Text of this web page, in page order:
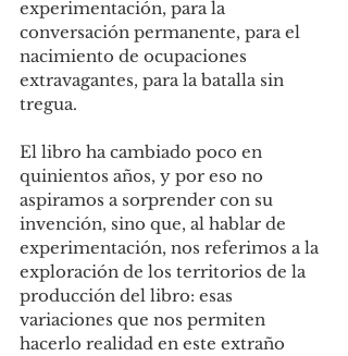
experimentación, para la
conversación permanente, para el
nacimiento de ocupaciones
extravagantes, para la batalla sin
tregua.
El libro ha cambiado poco en
quinientos años, y por eso no
aspiramos a sorprender con su
invención, sino que, al hablar de
experimentación, nos referimos a la
exploración de los territorios de la
producción del libro: esas
variaciones que nos permiten
hacerlo realidad en este extraño